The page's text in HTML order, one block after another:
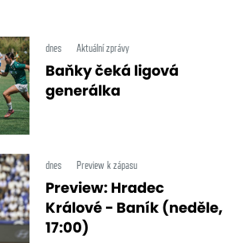
dnes Aktuální zprávy
Baňky čeká ligová
generálka
dnes Preview k zápasu
Preview: Hradec
Králové - Baník (neděle,
17:00)